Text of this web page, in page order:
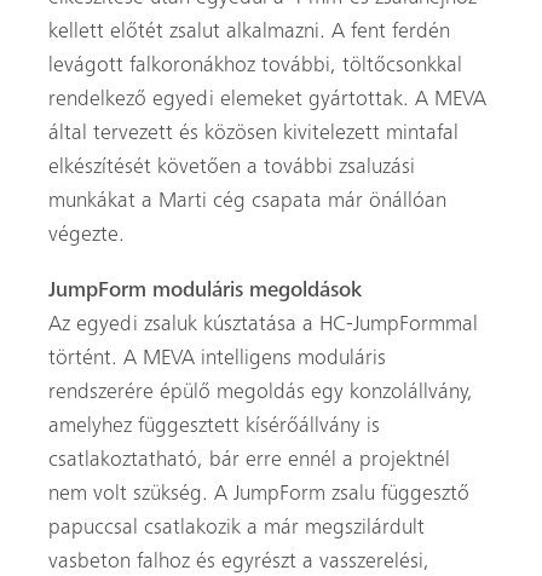
kellett előtét zsalut alkalmazni. A fent ferdén
levágott falkoronákhoz további, töltőcsonkkal
rendelkező egyedi elemeket gyártottak. A MEVA
által tervezett és közösen kivitelezett mintafal
elkészítését követően a további zsaluzási
munkákat a Marti cég csapata már önállóan
végezte.
JumpForm moduláris megoldások
Az egyedi zsaluk kúsztatása a HC-JumpFormmal
történt. A MEVA intelligens moduláris
rendszerére épülő megoldás egy konzolállvány,
amelyhez függesztett kísérőállvány is
csatlakoztatható, bár erre ennél a projektnél
nem volt szükség. A JumpForm zsalu függesztő
papuccsal csatlakozik a már megszilárdult
vasbeton falhoz és egyrészt a vasszerelési,